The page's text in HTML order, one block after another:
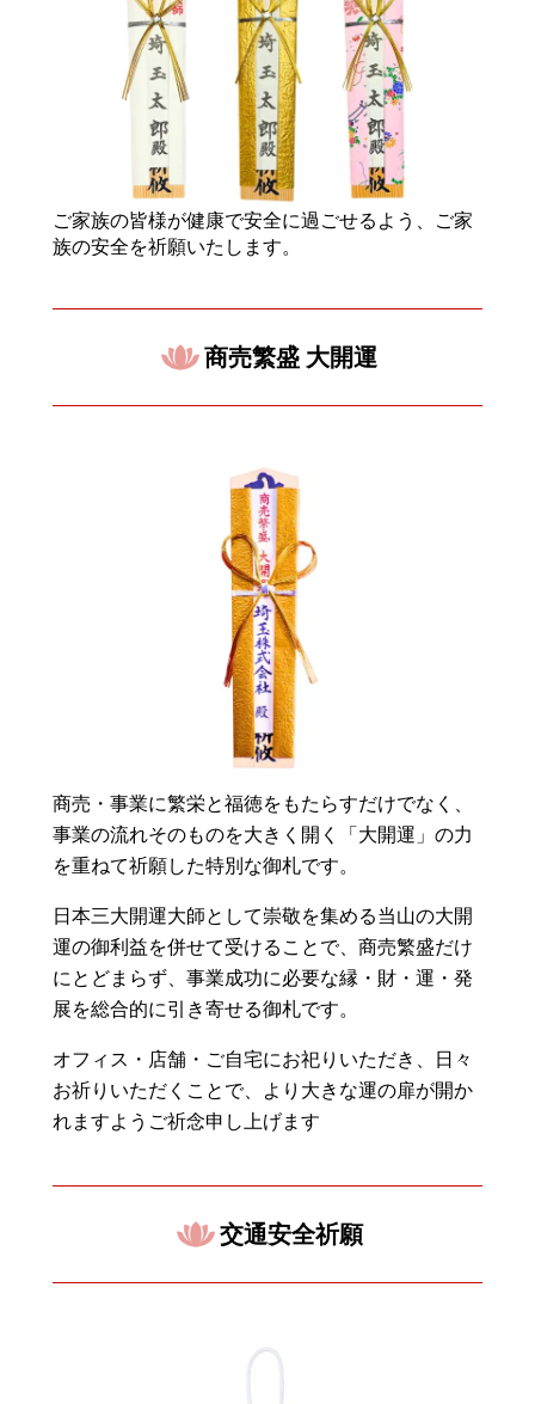
ご家族の皆様が健康で安全に過ごせるよう、ご家
族の安全を祈願いたします。
商売繁盛 大開運
商売・事業に繁栄と福徳をもたらすだけでなく、
事業の流れそのものを大きく開く「大開運」の力
を重ねて祈願した特別な御札です。
日本三大開運大師として崇敬を集める当山の大開
運の御利益を併せて受けることで、商売繁盛だけ
にとどまらず、事業成功に必要な縁・財・運・発
展を総合的に引き寄せる御札です。
オフィス・店舗・ご自宅にお祀りいただき、日々
お祈りいただくことで、より大きな運の扉が開か
れますようご祈念申し上げます
交通安全祈願